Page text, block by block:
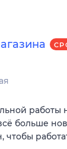
больше